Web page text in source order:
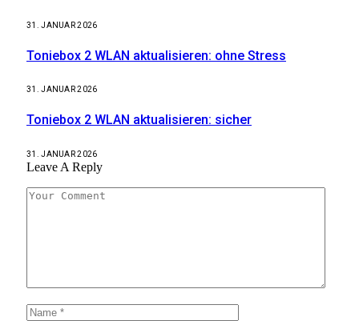
31. JANUAR 2026
Toniebox 2 WLAN aktualisieren: ohne Stress
31. JANUAR 2026
Toniebox 2 WLAN aktualisieren: sicher
31. JANUAR 2026
Leave A Reply